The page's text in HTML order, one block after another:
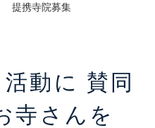
提携寺院募集
動に 賛同
寺さんを